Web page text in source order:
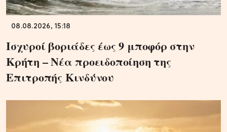
08.08.2026, 15:18
Ισχυροί βοριάδες έως 9 μποφόρ στην
Κρήτη – Νέα προειδοποίηση της
Επιτροπής Κινδύνου